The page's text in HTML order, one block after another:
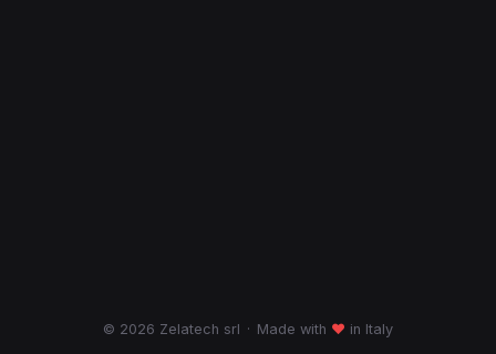
© 2026 Zelatech srl · Made with ♥ in Italy